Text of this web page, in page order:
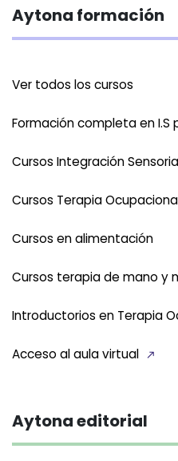
Aytona formación
Ver todos los cursos
Formación completa en I.S
Cursos Integración
Cursos Terapia
Cursos en alimentación
Cursos terapia de mano y
Introductorios en Terapia
Acceso al aula virtual
Aytona editorial